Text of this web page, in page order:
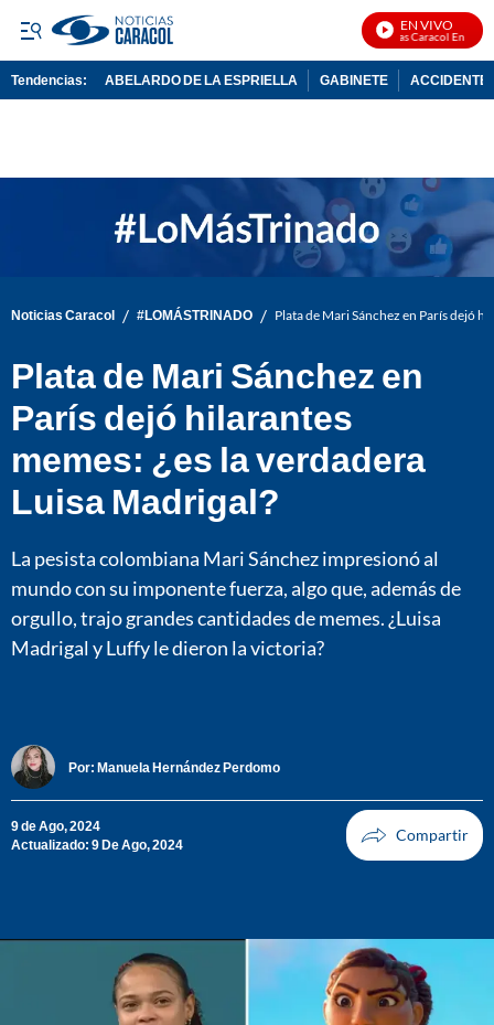
EN VIVO
Noticias Caracol En Vivo
Tendencias: ABELARDO DE LA ESPRIELLA GABINETE ACCIDENTE
Noticias Caracol / #LOMÁSTRINADO / Plata de Mari Sánchez en París dejó
Plata de Mari Sánchez en
París dejó hilarantes
memes: ¿es la verdadera
Luisa Madrigal?
La pesista colombiana Mari Sánchez impresionó al
mundo con su imponente fuerza, algo que, además de
orgullo, trajo grandes cantidades de memes. ¿Luisa
Madrigal y Luffy le dieron la victoria?
Por: Manuela Hernández Perdomo
9 de Ago, 2024
Actualizado: 9 De Ago, 2024